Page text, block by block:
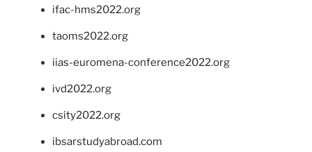
ifac-hms2022.org
taoms2022.org
iias-euromena-conference2022.org
ivd2022.org
csity2022.org
ibsarstudyabroad.com